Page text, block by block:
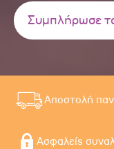
Αποστολή
Ασφαλείς